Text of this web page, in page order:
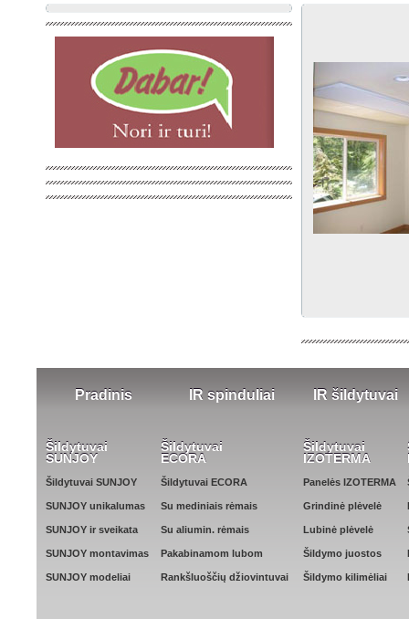
Pradinis IR spinduliai IR šildytuvai
Šildytuvai
SUNJOY
Šildytuvai
ECORA
Šildytuvai
IZOTERMA
Šildytuvai SUNJOY Šildytuvai ECORA Panelės IZOTERMA
SUNJOY unikalumas Su mediniais rėmais Grindinė plėvelė
SUNJOY ir sveikata Su aliumin. rėmais Lubinė plėvelė
SUNJOY montavimas Pakabinamom lubom Šildymo juostos
SUNJOY modeliai Rankšluoščių džiovintuvai Šildymo kilimėliai